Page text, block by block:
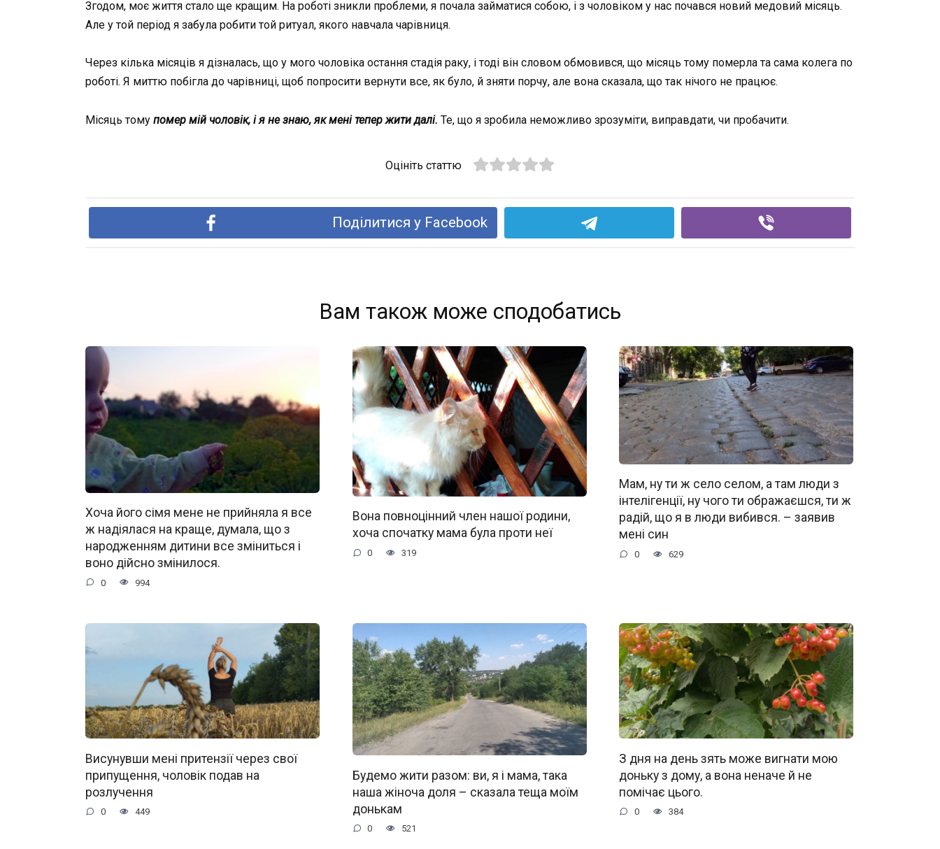
Згодом, моє життя стало ще кращим. На роботі зникли проблеми, я почала займатися собою, і з чоловіком у нас почався новий медовий місяць.
Але у той період я забула робити той ритуал, якого навчала чарівниця.
Через кілька місяців я дізналась, що у мого чоловіка остання стадія раку, і тоді він словом обмовився, що місяць тому померла та сама колега по
роботі. Я миттю побігла до чарівниці, щоб попросити вернути все, як було, й зняти порчу, але вона сказала, що так нічого не працює.
Місяць тому помер мій чоловік, і я не знаю, як мені тепер жити далі. Те, що я зробила неможливо зрозуміти, виправдати, чи пробачити.
Оцініть статтю
Поділитися у Facebook
Вам також може сподобатись
Хоча його сімя мене не прийняла я все
ж надіялася на краще, думала, що з
народженням дитини все зміниться і
воно дійсно змінилося.
0 994
Вона повноцінний член нашої родини,
хоча спочатку мама була проти неї
0 319
Мам, ну ти ж село селом, а там люди з
інтелігенції, ну чого ти ображаєшся, ти ж
радій, що я в люди вибився. – заявив
мені син
0 629
Висунувши мені притензії через свої
припущення, чоловік подав на
розлучення
0 449
Будемо жити разом: ви, я і мама, така
наша жіноча доля – сказала теща моїм
донькам
0 521
З дня на день зять може вигнати мою
доньку з дому, а вона неначе й не
помічає цього.
0 384